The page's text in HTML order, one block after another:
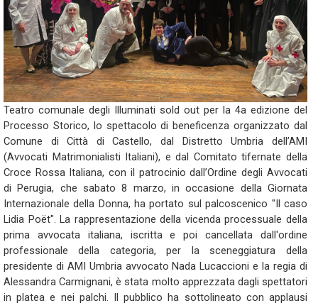
Teatro comunale degli Illuminati sold out per la 4a edizione del
Processo Storico, lo spettacolo di beneficenza organizzato dal
Comune di Città di Castello, dal Distretto Umbria dell’AMI
(Avvocati Matrimonialisti Italiani), e dal Comitato tifernate della
Croce Rossa Italiana, con il patrocinio dall’Ordine degli Avvocati
di Perugia, che sabato 8 marzo, in occasione della Giornata
Internazionale della Donna, ha portato sul palcoscenico "Il caso
Lidia Poët". La rappresentazione della vicenda processuale della
prima avvocata italiana, iscritta e poi cancellata dall'ordine
professionale della categoria, per la sceneggiatura della
presidente di AMI Umbria avvocato Nada Lucaccioni e la regia di
Alessandra Carmignani, è stata molto apprezzata dagli spettatori
in platea e nei palchi. Il pubblico ha sottolineato con applausi